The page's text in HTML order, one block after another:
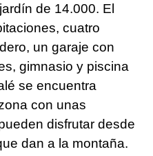
de 14.000. El
cuatro
un garaje con
gimnasio y piscina
se encuentra
con unas
disfrutar desde
dan a la montaña.